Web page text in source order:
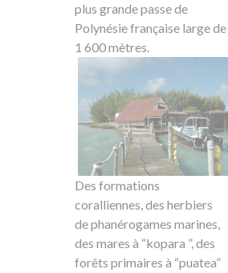
plus grande passe de
Polynésie française large de
1 600 mètres.
Des formations
coralliennes, des herbiers
de phanérogames marines,
des mares à “kopara ”, des
forêts primaires à “puatea”